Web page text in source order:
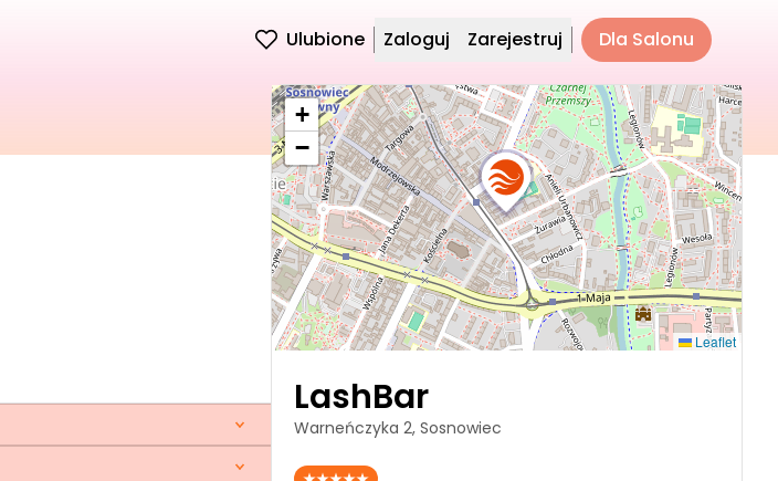
Ulubione Zaloguj Zarejestruj Dla Salonu
+
−
Leaflet
LashBar
Warneńczyka 2, Sosnowiec